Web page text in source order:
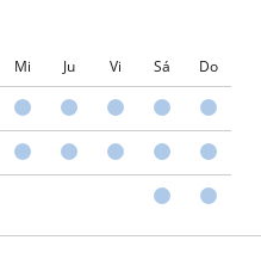
Mi Ju Vi Sá Do